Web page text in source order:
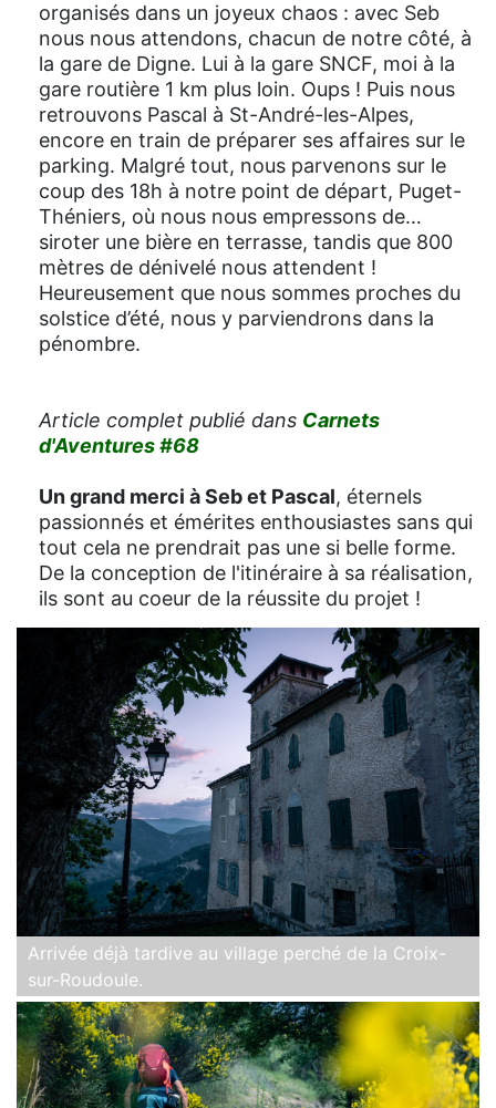
organisés dans un joyeux chaos : avec Seb
nous nous attendons, chacun de notre côté, à
la gare de Digne. Lui à la gare SNCF, moi à la
gare routière 1 km plus loin. Oups ! Puis nous
retrouvons Pascal à St-André-les-Alpes,
encore en train de préparer ses affaires sur le
parking. Malgré tout, nous parvenons sur le
coup des 18h à notre point de départ, Puget-
Théniers, où nous nous empressons de…
siroter une bière en terrasse, tandis que 800
mètres de dénivelé nous attendent !
Heureusement que nous sommes proches du
solstice d’été, nous y parviendrons dans la
pénombre.
Article complet publié dans Carnets
d'Aventures #68
Un grand merci à Seb et Pascal, éternels
passionnés et émérites enthousiastes sans qui
tout cela ne prendrait pas une si belle forme.
De la conception de l'itinéraire à sa réalisation,
ils sont au coeur de la réussite du projet !
Arrivée déjà tardive au village perché de la Croix-
sur-Roudoule.